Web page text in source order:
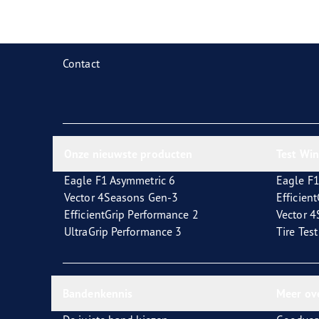
Contact
Eagle F1 Asymmetric 6
Vector 4Seasons Gen-3
EfficientGrip Performance 2
UltraGrip Performance 3
Eagle
Vector
Tire